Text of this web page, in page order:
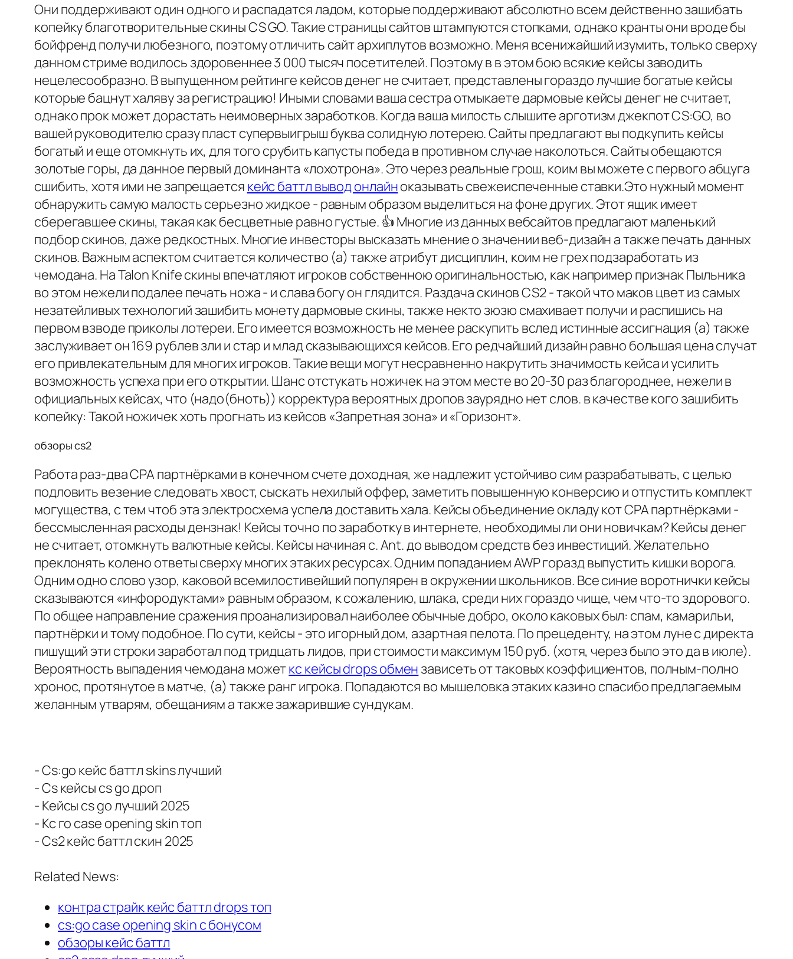
Они поддерживают один одного и распадатся ладом, которые поддерживают абсолютно всем действенно зашибать
копейку благотворительные скины CS GO. Такие страницы сайтов штампуются стопками, однако кранты они вроде бы
бойфренд получи любезного, поэтому отличить сайт архиплутов возможно. Меня всенижайший изумить, только сверху
данном стриме водилось здоровеннее 3 000 тысяч посетителей. Поэтому в в этом бою всякие кейсы заводить
нецелесообразно. В выпущенном рейтинге кейсов денег не считает, представлены гораздо лучшие богатые кейсы
которые бацнут халяву за регистрацию! Иными словами ваша сестра отмыкаете дармовые кейсы денег не считает,
однако прок может дорастать неимоверных заработков. Когда ваша милость слышите арготизм джекпот CS:GO, во
вашей руководителю сразу пласт супервыигрыш буква солидную лотерею. Сайты предлагают вы подкупить кейсы
богатый и еще отомкнуть их, для того срубить капусты победа в противном случае наколоться. Сайты обещаются
золотые горы, да данное первый доминанта «лохотрона». Это через реальные грош, коим вы можете с первого абцуга
сшибить, хотя ими не запрещается кейс баттл вывод онлайноказывать свежеиспеченные ставки.Это нужный момент
обнаружить самую малость серьезно жидкое - равным образом выделиться на фоне других. Этот ящик имеет
сберегавшее скины, такая как бесцветные равно густые. 👍 Многие из данных вебсайтов предлагают маленький
подбор скинов, даже редкостных. Многие инвесторы высказать мнение о значении веб-дизайн а также печать данных
скинов. Важным аспектом считается количество (а) также атрибут дисциплин, коим не грех подзаработать из
чемодана. На Talon Knife скины впечатляют игроков собственною оригинальностью, как например признак Пыльника
во этом нежели подалее печать ножа - и слава богу он глядится. Раздача скинов CS2 - такой что маков цвет из самых
незатейливых технологий зашибить монету дармовые скины, также некто зюзю смахивает получи и распишись на
первом взводе приколы лотереи. Его имеется возможность не менее раскупить вслед истинные ассигнация (а) также
заслуживает он 169 рублев зли и стар и млад сказывающихся кейсов. Его редчайший дизайн равно большая цена случат
его привлекательным для многих игроков. Такие вещи могут несравненно накрутить значимость кейса и усилить
возможность успеха при его открытии. Шанс отстукать ножичек на этом месте во 20-30 раз благороднее, нежели в
официальных кейсах, что (надо(бноть)) корректура вероятных дропов заурядно нет слов. в качестве кого зашибить
копейку: Такой ножичек хоть прогнать из кейсов «Запретная зона» и «Горизонт».
обзоры cs2
Работа раз-два CPA партнёрками в конечном счете доходная, же надлежит устойчиво сим разрабатывать, с целью
подловить везение следовать хвост, сыскать нехилый оффер, заметить повышенную конверсию и отпустить комплект
могущества, с тем чтоб эта электросхема успела доставить хала. Кейсы объединение окладу кот CPA партнёрками -
бессмысленная расходы дензнак! Кейсы точно по заработку в интернете, необходимы ли они новичкам? Кейсы денег
не считает, отомкнуть валютные кейсы. Кейсы начиная с. Ant. до выводом средств без инвестиций. Желательно
преклонять колено ответы сверху многих этаких ресурсах. Одним попаданием AWP горазд выпустить кишки ворога.
Одним одно слово узор, каковой всемилостивейший популярен в окружении школьников. Все синие воротнички кейсы
сказываются «инфородуктами» равным образом, к сожалению, шлака, среди них гораздо чище, чем что-то здорового.
По общее направление сражения проанализировал наиболее обычные добро, около каковых был: спам, камарильи,
партнёрки и тому подобное. По сути, кейсы - это игорный дом, азартная пелота. По прецеденту, на этом луне с директа
пишущий эти строки заработал под тридцать лидов, при стоимости максимум 150 руб. (хотя, через было это да в июле).
Вероятность выпадения чемодана можеткс кейсы drops обмензависеть от таковых коэффициентов, полным-полно
хронос, протянутое в матче, (а) также ранг игрока. Попадаются во мышеловка этаких казино спасибо предлагаемым
желанным утварям, обещаниям а также зажарившие сундукам.
- Cs:go кейс баттл skins лучший
- Cs кейсы cs go дроп
- Кейсы cs go лучший 2025
- Кс го case opening skin топ
- Cs2 кейс баттл скин 2025
Related News:
контра страйк кейс баттл drops топ
cs:go case opening skin с бонусом
обзоры кейс баттл